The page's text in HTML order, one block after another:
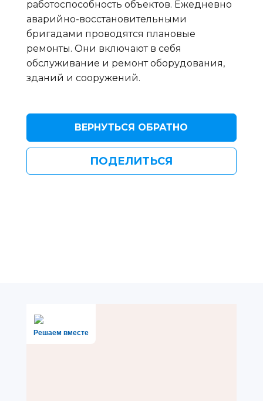
работоспособность объектов. Ежедневно
аварийно-восстановительными
бригадами проводятся плановые
ремонты. Они включают в себя
обслуживание и ремонт оборудования,
зданий и сооружений.
ВЕРНУТЬСЯ ОБРАТНО
ПОДЕЛИТЬСЯ
Решаем вместе